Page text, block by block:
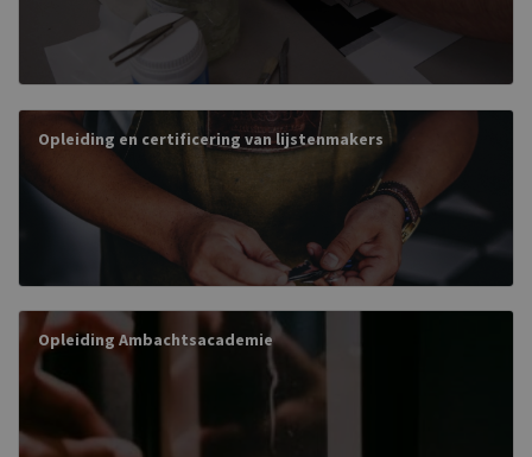
Opleiding en certificering van lijstenmakers
Opleiding Ambachtsacademie